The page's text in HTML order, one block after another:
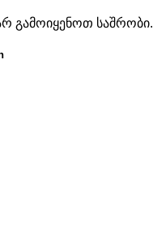
გამოიყენოთ საშრობი.